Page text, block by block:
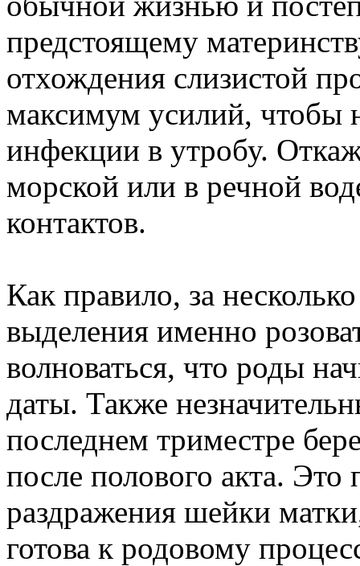
предстоящему
отхождения слизистой
максимум усилий, чтобы
инфекции в утробу.
морской или в речной
контактов.
Как правило, за
выделения именно
волноваться, что роды
даты. Также
последнем триместре
после полового акта.
раздражения шейки
готова к родовому